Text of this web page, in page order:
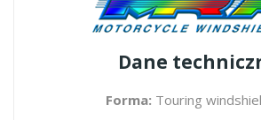
Dane
Forma: Touring